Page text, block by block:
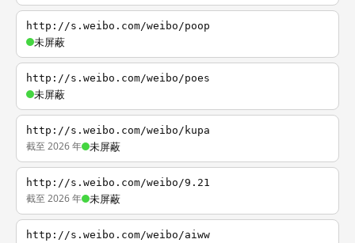
http://s.weibo.com/weibo/poop
未屏蔽
http://s.weibo.com/weibo/poes
未屏蔽
http://s.weibo.com/weibo/kupa
截至 2026 年 未屏蔽
http://s.weibo.com/weibo/9.21
截至 2026 年 未屏蔽
http://s.weibo.com/weibo/aiww